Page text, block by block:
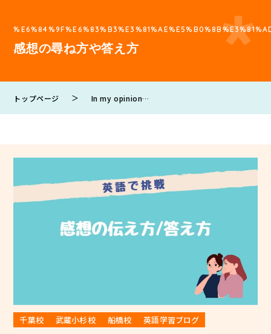
感想の尋ね方や答え方
トップページ ＞ In my opinion…
千葉校 武蔵小杉校 船橋校 英語学習ブログ